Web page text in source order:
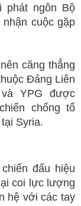
phát ngôn Bộ
cuộc gặp
căng thẳng
Đảng Liên
YPG được
chống tổ
Syria.
đấu hiệu
coi lực lượng
hệ với các tay